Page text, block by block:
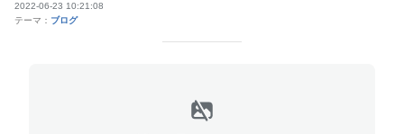
2022-06-23 10:21:08
テーマ： ブログ